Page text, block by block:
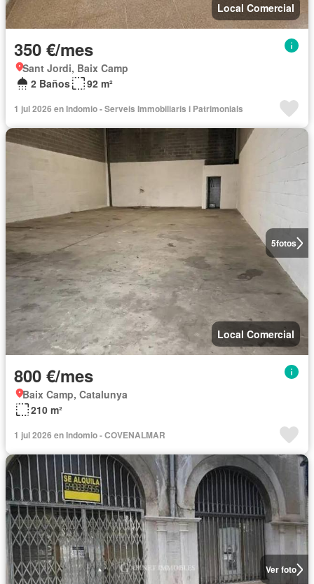
Local Comercial
350 €/mes
Sant Jordi, Baix Camp
2 Baños
92 m²
1 jul 2026 en Indomio - Serveis Immobiliaris i Patrimonials
5fotos
Local Comercial
800 €/mes
Baix Camp, Catalunya
210 m²
1 jul 2026 en Indomio - COVENALMAR
Ver foto